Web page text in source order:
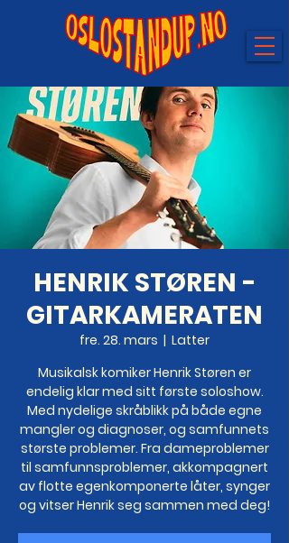
HENRIK STØREN -
GITARKAMERATEN
fre. 28. mars
  |
Latter
Musikalsk komiker Henrik Støren er
endelig klar med sitt første soloshow.
Med nydelige skråblikk på både egne
mangler og diagnoser, og samfunnets
største problemer. Fra dameproblemer
til samfunnsproblemer, akkompagnert
av flotte egenkomponerte låter, synger
og vitser Henrik seg sammen med deg!